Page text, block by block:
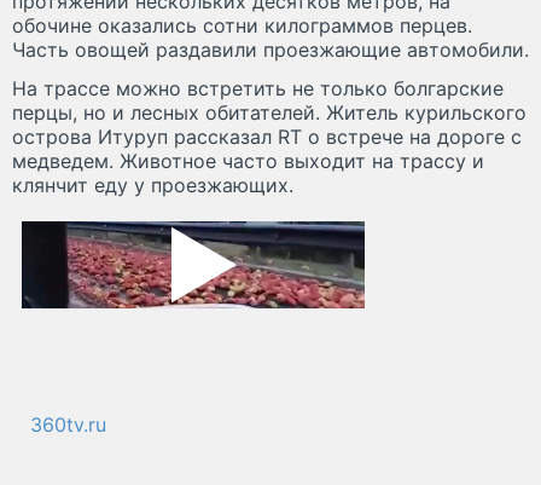
обочине оказались сотни килограммов перцев.
Часть овощей раздавили проезжающие автомобили.
На трассе можно встретить не только болгарские
перцы, но и лесных обитателей. Житель курильского
острова Итуруп рассказал RT о встрече на дороге с
медведем. Животное часто выходит на трассу и
клянчит еду у проезжающих.
360tv.ru